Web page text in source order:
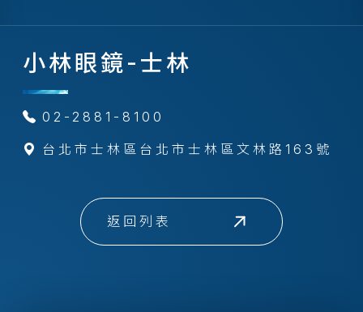
小林眼鏡-士林
02-2881-8100
台北市士林區台北市士林區文林路163號
返回列表